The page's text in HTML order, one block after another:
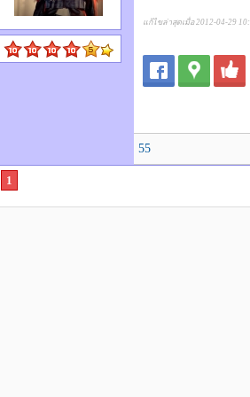
แก้ไขล่าสุดเมื่อ 2012-04-29
55
1